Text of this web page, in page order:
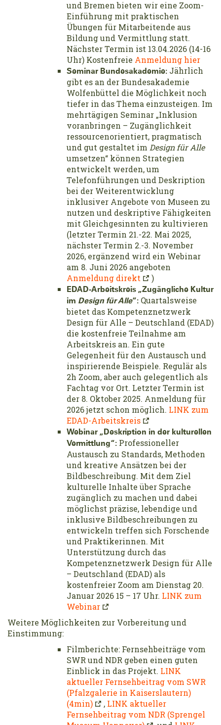
und Bremen bieten wir eine Zoom-
Einführung mit praktischen
Übungen für Mitarbeitende aus
Bildung und Vermittlung statt.
Nächster Termin ist 13.04.2026 (14-16
Uhr) Kostenfreie Anmeldung hier
Seminar Bundesakademie: Jährlich
gibt es an der Bundesakademie
Wolfenbüttel die Möglichkeit noch
tiefer in das Thema einzusteigen. Im
mehrtägigen Seminar „Inklusion
voranbringen – Zugänglichkeit
ressourcenorientiert, pragmatisch
und gut gestaltet im Design für Alle
umsetzen“ können Strategien
entwickelt werden, um
Telefonführungen und Deskription
bei der Weiterentwicklung
inklusiver Angebote von Museen zu
nutzen und deskriptive Fähigkeiten
mit Gleichgesinnten zu kultivieren
(letzter Termin 21.-22. Mai 2025,
nächster Termin 2.-3. November
2026, ergänzend wird ein Webinar
am 8. Juni 2026 angeboten
Anmeldung direkt
)
EDAD-Arbeitskreis „Zugängliche Kultur
im Design für Alle“: Quartalsweise
bietet das Kompetenznetzwerk
Design für Alle – Deutschland (EDAD)
die kostenfreie Teilnahme am
Arbeitskreis an. Ein gute
Gelegenheit für den Austausch und
inspirierende Beispiele. Regulär als
2h Zoom, aber auch gelegentlich als
Fachtag vor Ort. Letzter Termin ist
der 8. Oktober 2025. Anmeldung für
2026 jetzt schon möglich. LINK zum
EDAD-Arbeitskreis
Webinar „Deskription in der kulturellen
Vermittlung“: Professioneller
Austausch zu Standards, Methoden
und kreative Ansätzen bei der
Bildbeschreibung. Mit dem Ziel
kulturelle Inhalte über Sprache
zugänglich zu machen und dabei
möglichst präzise, lebendige und
inklusive Bildbeschreibungen zu
entwickeln treffen sich Forschende
und Praktikerinnen. Mit
Unterstützung durch das
Kompetenznetzwerk Design für Alle
– Deutschland (EDAD) als
kostenfreier Zoom am Dienstag 20.
Januar 2026 15 – 17 Uhr. LINK zum
Webinar
Weitere Möglichkeiten zur Vorbereitung und
Einstimmung:
Filmberichte: Fernsehbeiträge vom
SWR und NDR geben einen guten
Einblick in das Projekt. LINK
aktueller Fernsehbeitrag vom SWR
(Pfalzgalerie in Kaiserslautern)
(4min)
, LINK aktueller
Fernsehbeitrag vom NDR (Sprengel